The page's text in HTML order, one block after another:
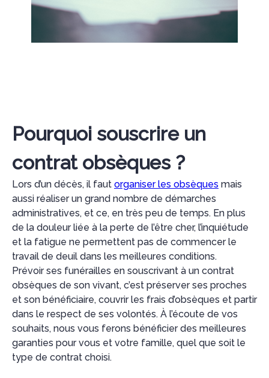
Pourquoi souscrire un
contrat obsèques ?
Lors d’un décès, il faut organiser les obsèques mais
aussi réaliser un grand nombre de démarches
administratives, et ce, en très peu de temps. En plus
de la douleur liée à la perte de l’être cher, l’inquiétude
et la fatigue ne permettent pas de commencer le
travail de deuil dans les meilleures conditions.
Prévoir ses funérailles en souscrivant à un contrat
obsèques de son vivant, c’est préserver ses proches
et son bénéficiaire, couvrir les frais d’obsèques et partir
dans le respect de ses volontés. À l’écoute de vos
souhaits, nous vous ferons bénéficier des meilleures
garanties pour vous et votre famille, quel que soit le
type de contrat choisi.